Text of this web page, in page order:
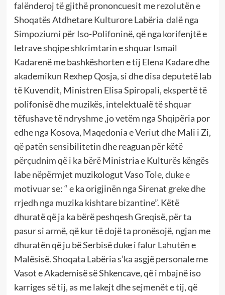
falënderoj të gjithë prononcuesit me rezolutën e
Shoqatës Atdhetare Kulturore Labëria dalë nga
Simpoziumi për Iso-Polifoninë, që nga korifenjtë e
letrave shqipe shkrimtarin e shquar Ismail
Kadarenë me bashkëshorten e tij Elena Kadare dhe
akademikun Rexhep Qosja, si dhe disa deputetë lab
të Kuvendit, Ministren Elisa Spiropali, ekspertë të
polifonisë dhe muzikës, intelektualë të shquar
tëfushave të ndryshme ,jo vetëm nga Shqipëria por
edhe nga Kosova, Maqedonia e Veriut dhe Mali i Zi,
që patën sensibilitetin dhe reaguan për këtë
përçudnim që i ka bërë Ministria e Kulturës këngës
labe nëpërmjet muzikologut Vaso Tole, duke e
motivuar se: “ e ka origjinën nga Sirenat greke dhe
rrjedh nga muzika kishtare bizantine”. Këtë
dhuratë që ja ka bërë peshqesh Greqisë, për ta
pasur si armë, që kur të dojë ta pronësojë, ngjan me
dhuratën që ju bë Serbisë duke i falur Lahutën e
Malësisë. Shoqata Labëria s’ka asgjë personale me
Vasot e Akademisë së Shkencave, që i mbajnë iso
karriges së tij, as me lakejt dhe sejmenët e tij, që